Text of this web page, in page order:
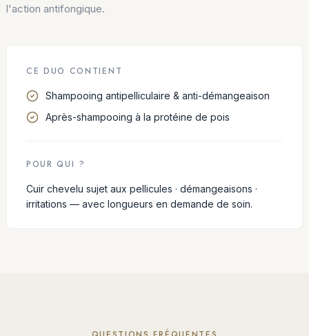
l'action antifongique.
CE DUO CONTIENT
Shampooing antipelliculaire & anti-démangeaison
Après-shampooing à la protéine de pois
POUR QUI ?
Cuir chevelu sujet aux pellicules · démangeaisons ·
irritations — avec longueurs en demande de soin.